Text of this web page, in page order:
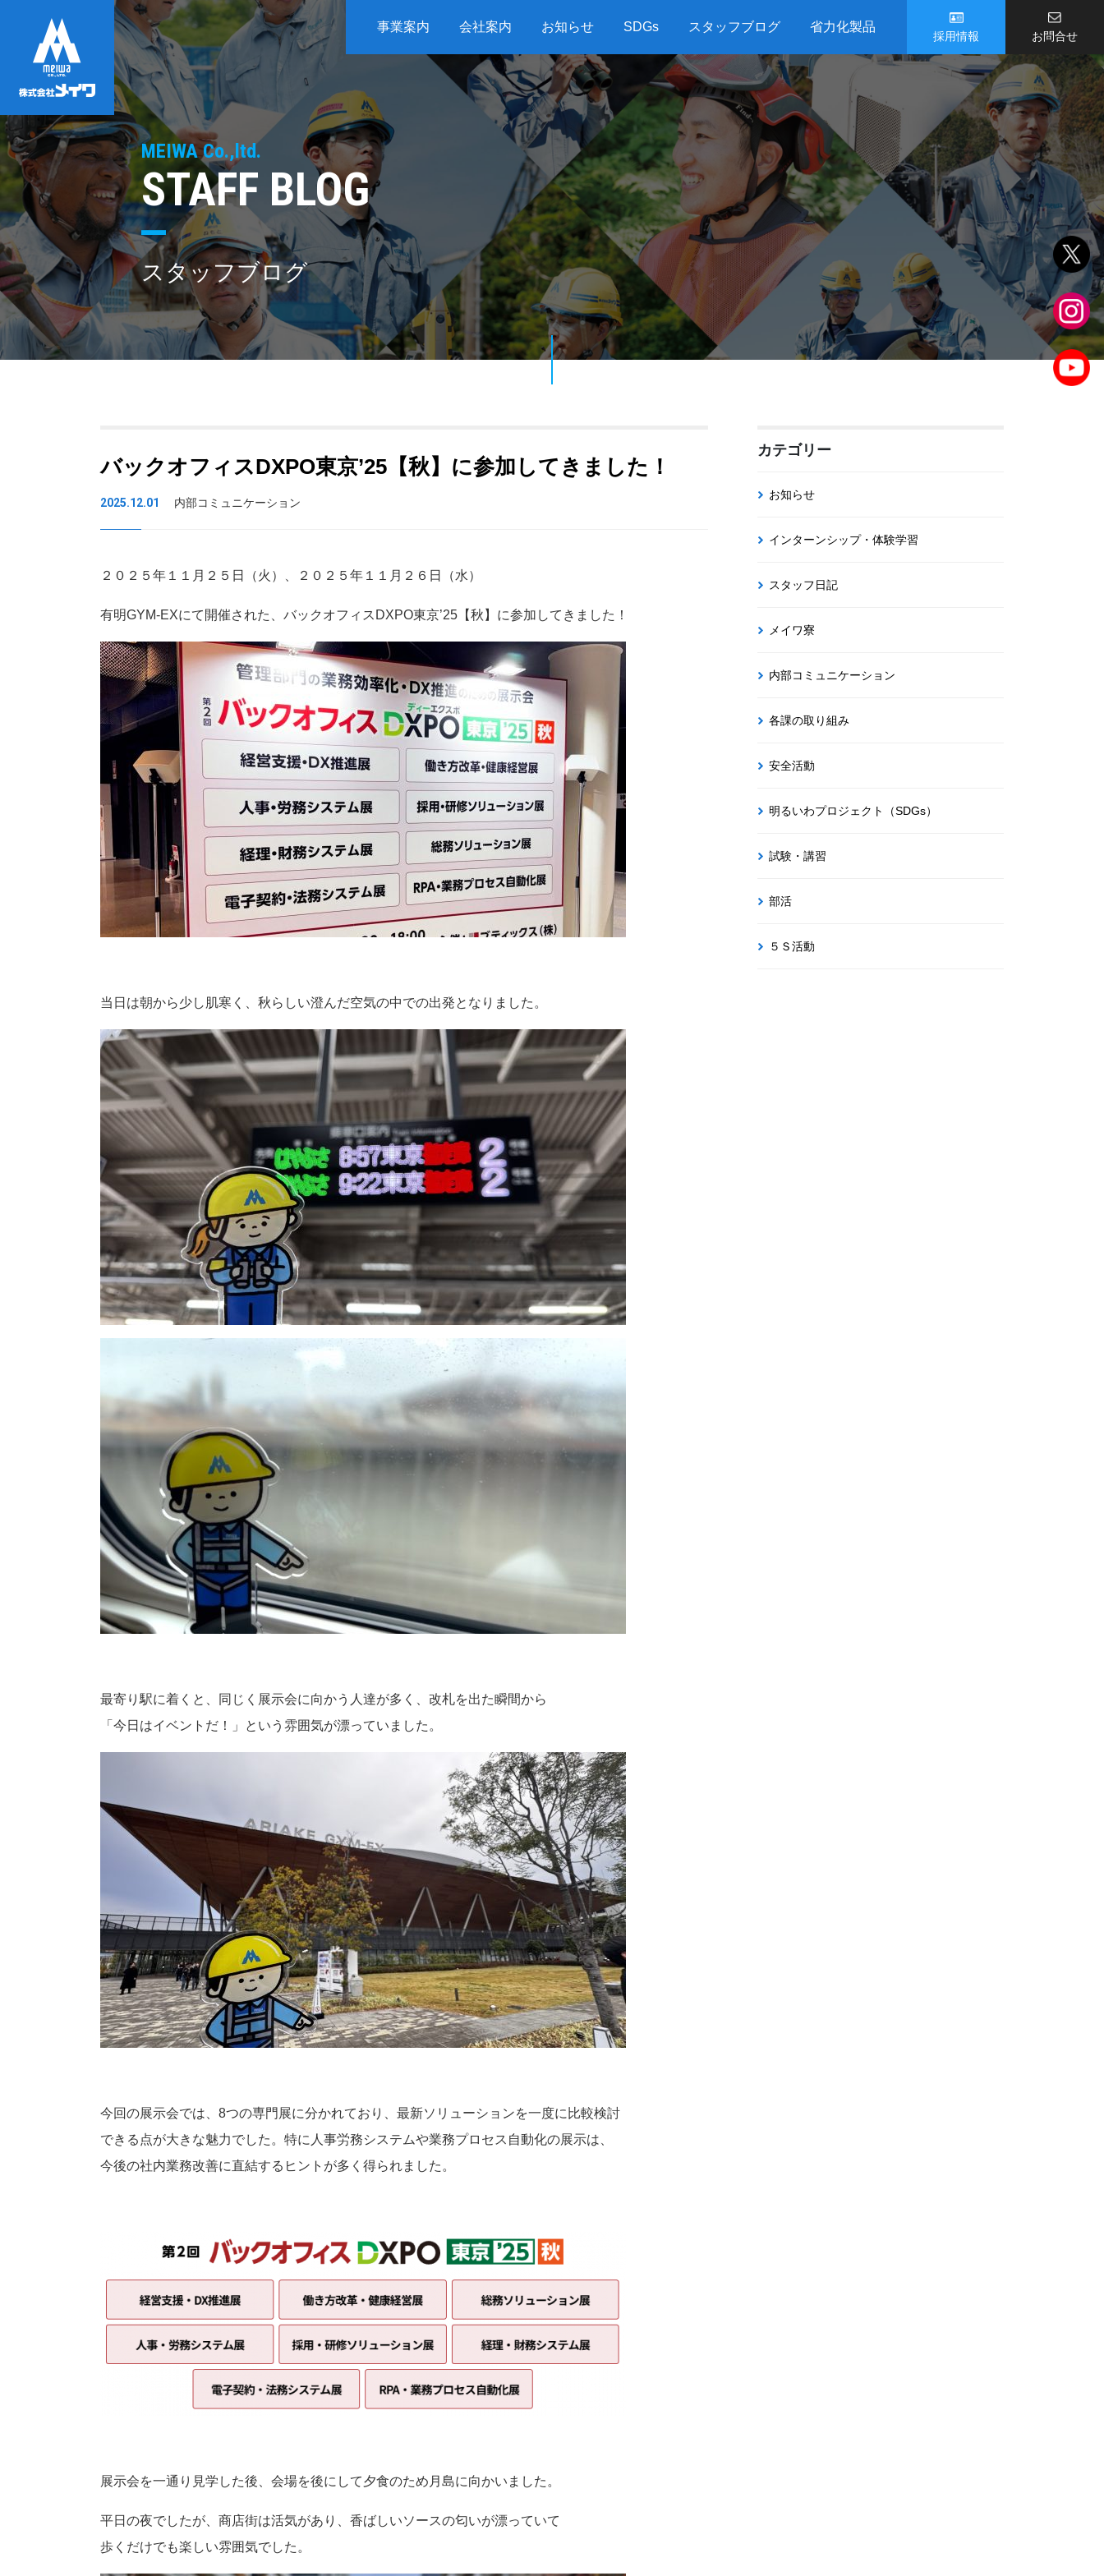
事業案内 会社案内 お知らせ SDGs スタッフブログ 省力化製品
採用情報 お問合せ
MEIWA Co.,ltd.
STAFF BLOG
スタッフブログ
バックオフィスDXPO東京’25【秋】に参加してきました！
2025.12.01 内部コミュニケーション
２０２５年１１月２５日（火）、２０２５年１１月２６日（水）
有明GYM-EXにて開催された、バックオフィスDXPO東京’25【秋】に参加してきました！
当日は朝から少し肌寒く、秋らしい澄んだ空気の中での出発となりました。
最寄り駅に着くと、同じく展示会に向かう人達が多く、改札を出た瞬間から
「今日はイベントだ！」という雰囲気が漂っていました。
今回の展示会では、8つの専門展に分かれており、最新ソリューションを一度に比較検討
できる点が大きな魅力でした。特に人事労務システムや業務プロセス自動化の展示は、
今後の社内業務改善に直結するヒントが多く得られました。
展示会を一通り見学した後、会場を後にして夕食のため月島に向かいました。
平日の夜でしたが、商店街は活気があり、香ばしいソースの匂いが漂っていて
歩くだけでも楽しい雰囲気でした。
カテゴリー
お知らせ
インターンシップ・体験学習
スタッフ日記
メイワ寮
内部コミュニケーション
各課の取り組み
安全活動
明るいわプロジェクト（SDGs）
試験・講習
部活
５Ｓ活動